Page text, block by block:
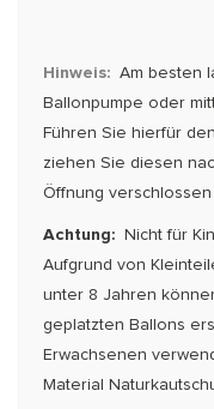
Hinweis: Am besten
Ballonpumpe oder
Führen Sie hierfür
ziehen Sie diesen
Öffnung verschlossen
Achtung:
Nicht für
Aufgrund von
unter 8 Jahren
geplatzten Ballons
Erwachsenen
Material